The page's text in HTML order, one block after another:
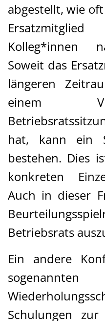
abgestellt, wie
Kolleg*innen
Soweit das
längeren
einem
hat, kann ein
bestehen. Dies
konkreten
Auch in dieser
Betriebsrats
Ein andere
sogenannten
Schulungen